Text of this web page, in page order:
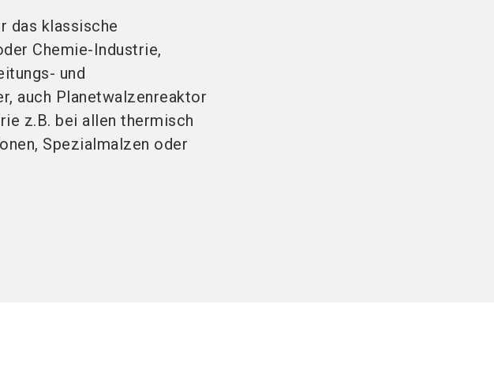
das klassische
Chemie-Industrie,
und
auch Planetwalzenreaktor
z.B. bei allen thermisch
Spezialmalzen oder